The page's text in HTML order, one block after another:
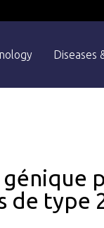
Diseases
génique
type